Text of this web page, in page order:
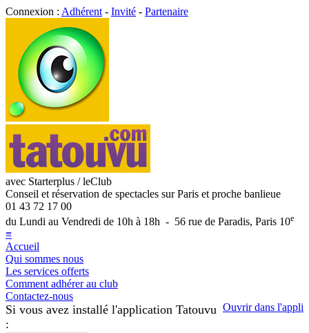
Connexion : Adhérent - Invité - Partenaire
avec Starterplus / leClub
Conseil et réservation de spectacles sur Paris et proche banlieue
01 43 72 17 00
du Lundi au Vendredi de 10h à 18h - 56 rue de Paradis, Paris 10e
≡
Accueil
Qui sommes nous
Les services offerts
Comment adhérer au club
Contactez-nous
Ouvrir dans l'appli
Si vous avez installé l'application Tatouvu
: